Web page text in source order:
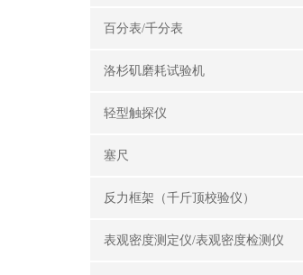
百分表/千分表
洛杉矶磨耗试验机
轻型触探仪
塞尺
反力框架（千斤顶校验仪）
表观密度测定仪/表观密度检测仪